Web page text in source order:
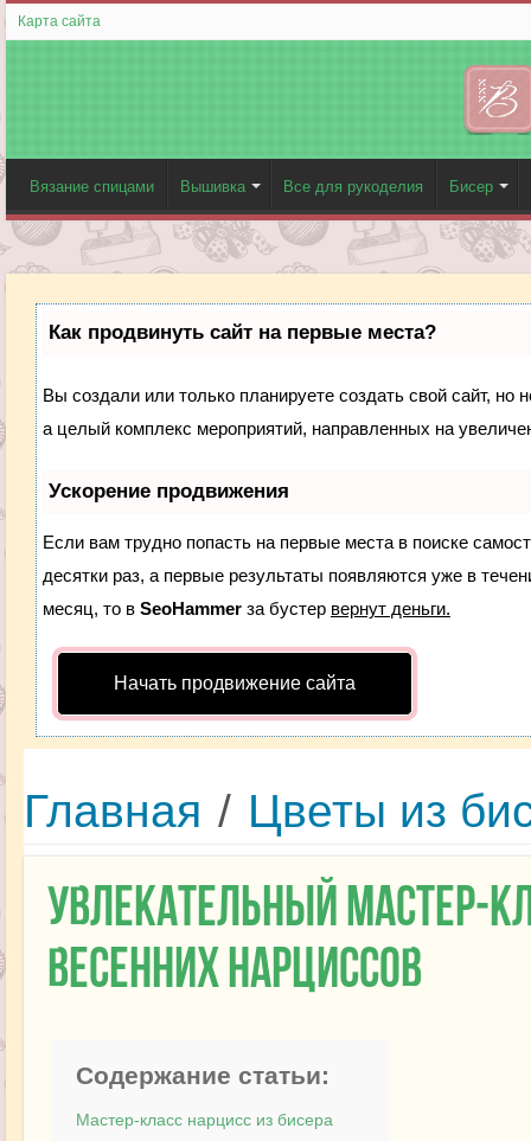
Карта сайта
Вязание спицами Вышивка Все для рукоделия Бисер
Как продвинуть сайт на первые места?
Вы создали или только планируете создать свой сайт, но
а целый комплекс мероприятий, направленных на
Ускорение продвижения
Если вам трудно попасть на первые места в поиске
десятки раз, а первые результаты появляются уже в
месяц, то в SeoHammerза бустер вернут деньги.
Начать продвижение сайта
Главная / Цветы из
Увлекательный мастер-
весенних нарциссов
Содержание статьи:
Мастер-класс нарцисс из бисера